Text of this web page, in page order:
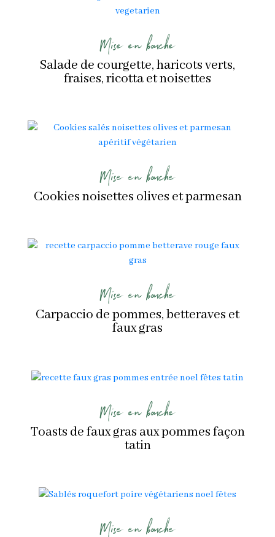
Mise en bouche
Salade de courgette, haricots verts,
fraises, ricotta et noisettes
Mise en bouche
Cookies noisettes olives et parmesan
Mise en bouche
Carpaccio de pommes, betteraves et
faux gras
Mise en bouche
Toasts de faux gras aux pommes façon
tatin
Mise en bouche